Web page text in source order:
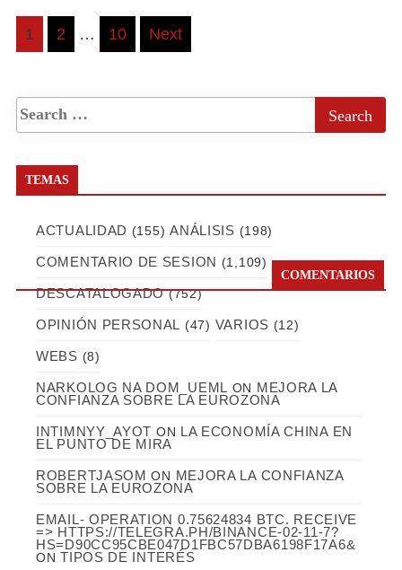
Posts
1 2 … 10 Next
TEMAS
ACTUALIDAD (155) ANÁLISIS (198)
COMENTARIO DE SESION (1,109)
DESCATALOGADO(752)
OPINIÓN PERSONAL (47) VARIOS (12)
WEBS (8)
COMENTARIOS
NARKOLOG NA DOM_UEML ON MEJORA LA
CONFIANZA SOBRE LA EUROZONA
INTIMNYY_AYOT ON LA ECONOMÍA CHINA EN
EL PUNTO DE MIRA
ROBERTJASOM ON MEJORA LA CONFIANZA
SOBRE LA EUROZONA
EMAIL- OPERATION 0.75624834 BTC. RECEIVE
=> HTTPS://TELEGRA.PH/BINANCE-02-11-7?
HS=D90CC95CBE047D1FBC57DBA6198F17A6&
ONTIPOS DE INTERÉS